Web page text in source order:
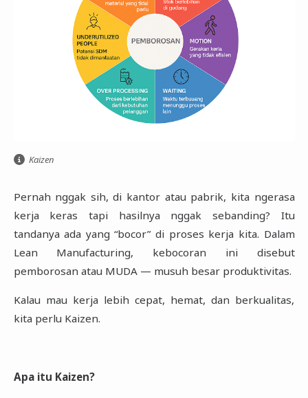
Kaizen
Pernah nggak sih, di kantor atau pabrik, kita ngerasa
kerja keras tapi hasilnya nggak sebanding? Itu
tandanya ada yang “bocor” di proses kerja kita. Dalam
Lean Manufacturing, kebocoran ini disebut
pemborosan atau MUDA — musuh besar produktivitas.
Kalau mau kerja lebih cepat, hemat, dan berkualitas,
kita perlu Kaizen.
Apa itu Kaizen?